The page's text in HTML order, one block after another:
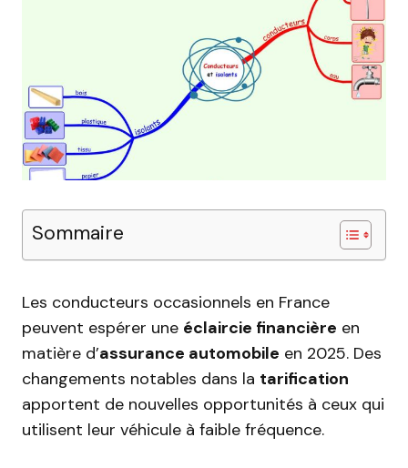
Sommaire
Les conducteurs occasionnels en France
peuvent espérer une éclaircie financière en
matière d’assurance automobile en 2025. Des
changements notables dans la tarification
apportent de nouvelles opportunités à ceux qui
utilisent leur véhicule à faible fréquence.